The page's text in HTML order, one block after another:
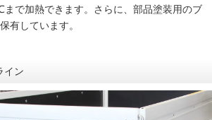
で加熱できます。さらに、部品塗装用のブ
有しています。
イン